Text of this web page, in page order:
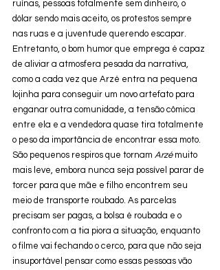
ruínas, pessoas totalmente sem dinheiro, o
dólar sendo mais aceito, os protestos sempre
nas ruas e a juventude querendo escapar.
Entretanto, o bom humor que emprega é capaz
de aliviar a atmosfera pesada da narrativa,
como a cada vez que Arzé entra na pequena
lojinha para conseguir um novo artefato para
enganar outra comunidade, a tensão cômica
entre ela e a vendedora quase tira totalmente
o peso da importância de encontrar essa moto.
São pequenos respiros que tornam Arzé muito
mais leve, embora nunca seja possível parar de
torcer para que mãe e filho encontrem seu
meio de transporte roubado. As parcelas
precisam ser pagas, a bolsa é roubada e o
confronto com a tia piora a situação, enquanto
o filme vai fechando o cerco, para que não seja
insuportável pensar como essas pessoas vão